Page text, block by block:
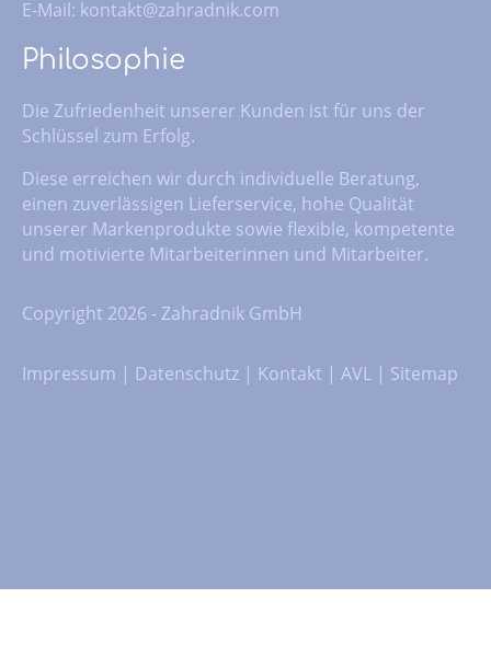
E-Mail: kontakt@zahradnik.com
Philosophie
Die Zufriedenheit unserer Kunden ist für uns der
Schlüssel zum Erfolg.
Diese erreichen wir durch individuelle Beratung,
einen zuverlässigen Lieferservice, hohe Qualität
unserer Markenprodukte sowie flexible, kompetente
und motivierte Mitarbeiterinnen und Mitarbeiter.
Copyright 2026 - Zahradnik GmbH
Impressum | Datenschutz | Kontakt | AVL | Sitemap